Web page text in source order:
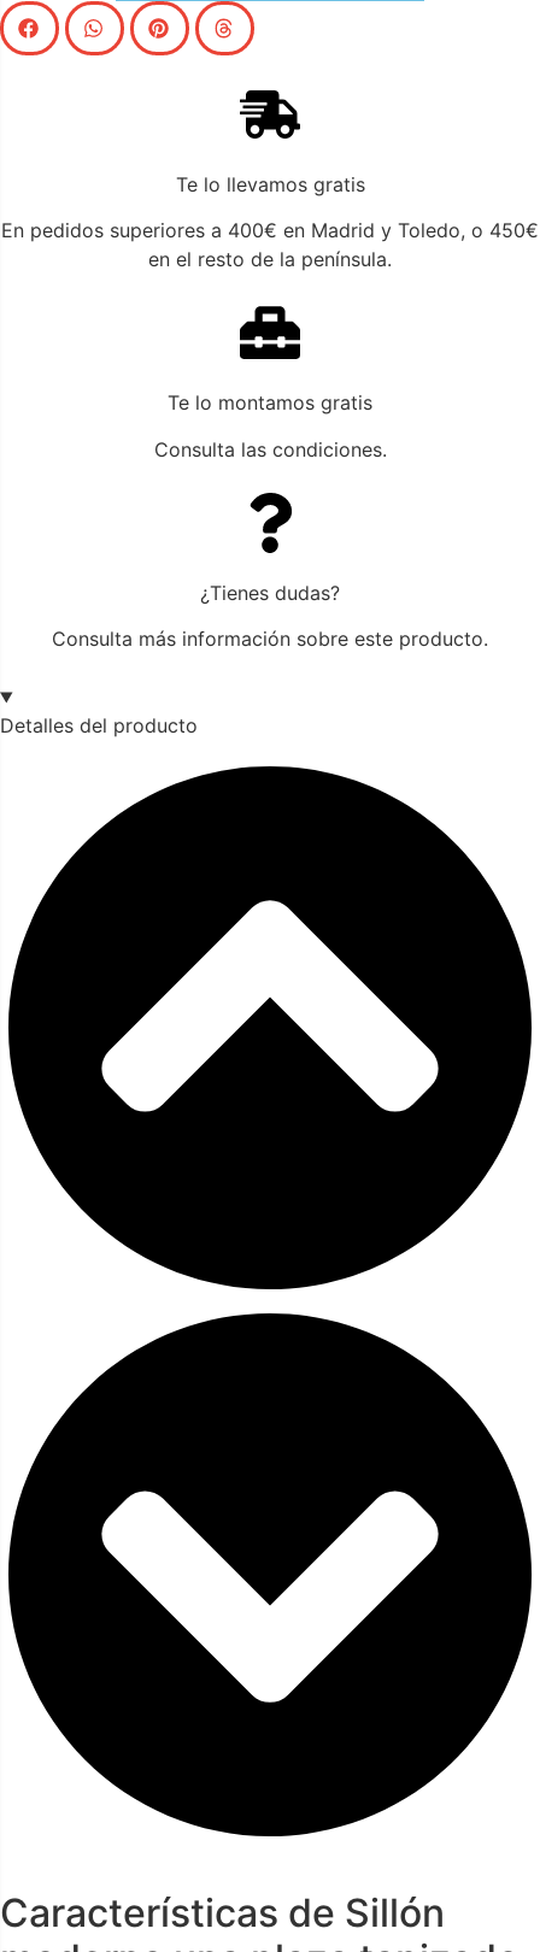
Te lo llevamos gratis
En pedidos superiores a 400€ en Madrid y Toledo, o 450€
en el resto de la península.
Te lo montamos gratis
Consulta las condiciones.
¿Tienes dudas?
Consulta más información sobre este producto.
Detalles del producto
Características de Sillón